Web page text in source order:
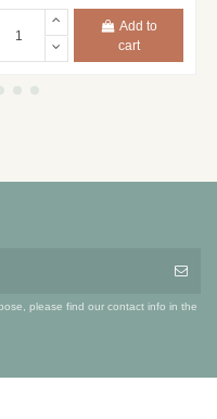
Add to
cart
please find our contact info in the